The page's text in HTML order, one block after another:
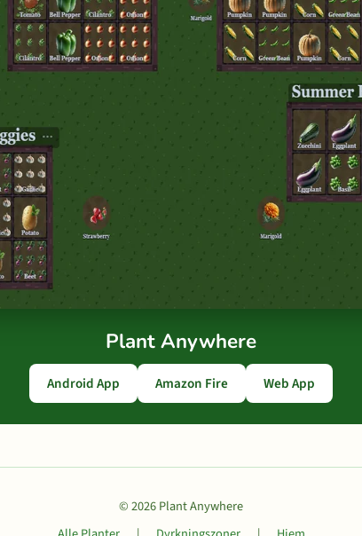
Plant Anywhere
Android App Amazon Fire Web App
© 2026 Plant Anywhere